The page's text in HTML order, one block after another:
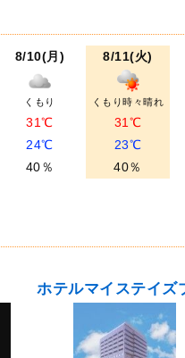
8/10(月)
くもり
31℃
24℃
40％
8/11(火)
くもり時々晴れ
31℃
23℃
40％